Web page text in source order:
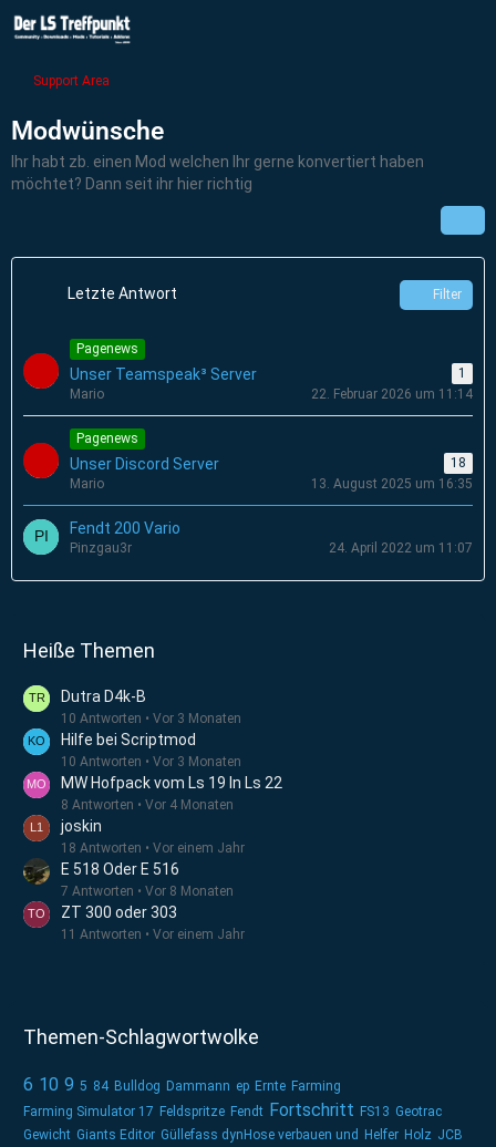
Support Area
Modwünsche
Ihr habt zb. einen Mod welchen Ihr gerne konvertiert haben
möchtet? Dann seit ihr hier richtig
Letzte Antwort Filter
Pagenews
Unser Teamspeak³ Server
1
Mario
22. Februar 2026 um 11:14
Pagenews
Unser Discord Server
18
Mario
13. August 2025 um 16:35
Fendt 200 Vario
Pinzgau3r 24. April 2022 um 11:07
Heiße Themen
Dutra D4k-B
10 Antworten Vor 3 Monaten
Hilfe bei Scriptmod
10 Antworten Vor 3 Monaten
MW Hofpack vom Ls 19 In Ls 22
8 Antworten Vor 4 Monaten
joskin
18 Antworten Vor einem Jahr
E 518 Oder E 516
7 Antworten Vor 8 Monaten
ZT 300 oder 303
11 Antworten Vor einem Jahr
Themen-Schlagwortwolke
6 10 9 5 84 Bulldog Dammann ep Ernte Farming
Farming Simulator 17 Feldspritze Fendt Fortschritt FS13 Geotrac
Gewicht Giants Editor Güllefass dynHose verbauen und Helfer Holz JCB